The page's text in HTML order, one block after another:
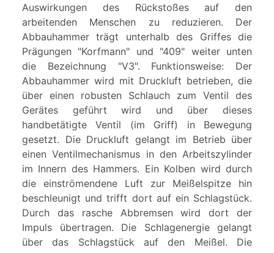
Auswirkungen des Rückstoßes auf den
arbeitenden Menschen zu reduzieren. Der
Abbauhammer trägt unterhalb des Griffes die
Prägungen "Korfmann" und "409" weiter unten
die Bezeichnung "V3". Funktionsweise: Der
Abbauhammer wird mit Druckluft betrieben, die
über einen robusten Schlauch zum Ventil des
Gerätes geführt wird und über dieses
handbetätigte Ventil (im Griff) in Bewegung
gesetzt. Die Druckluft gelangt im Betrieb über
einen Ventilmechanismus in den Arbeitszylinder
im Innern des Hammers. Ein Kolben wird durch
die einströmendene Luft zur Meißelspitze hin
beschleunigt und trifft dort auf ein Schlagstück.
Durch das rasche Abbremsen wird dort der
Impuls übertragen. Die Schlagenergie gelangt
über das Schlagstück auf den Meißel. Die